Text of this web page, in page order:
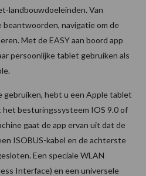
landbouwdoeleinden. Van
navigatie om de
Met de EASY aan boord app
persoonlijke tablet gebruiken als
gebruiken, hebt u een Apple tablet
het besturingssysteem IOS 9.0 of
gaat de app ervan uit dat de
ISOBUS-kabel en de achterste
Een speciale WLAN
Interface) en een universele